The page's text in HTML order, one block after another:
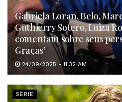
Gabriela Loran, Belo,
Guthierry Sotero, Luiza
comentam sobre seus
Graças’
24/09/2025 - 11:32 AM
SÉRIE